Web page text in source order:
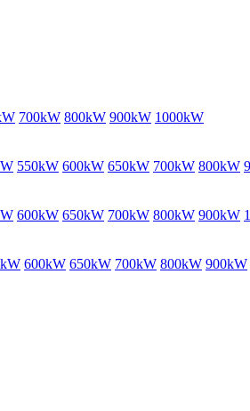
700kW 800kW 900kW 1000kW
550kW 600kW 650kW 700kW 800kW
600kW 650kW 700kW 800kW 900kW
600kW 650kW 700kW 800kW 900kW